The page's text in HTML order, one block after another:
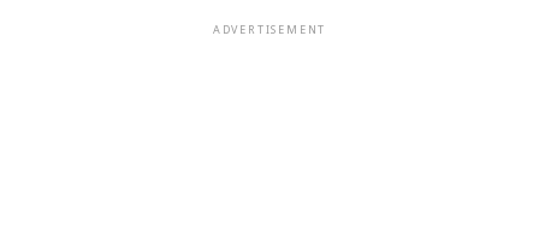
ADVERTISEMENT